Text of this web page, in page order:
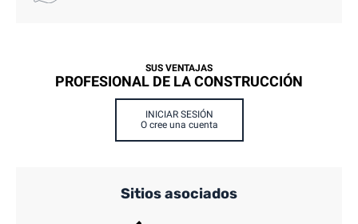
SUS VENTAJAS
PROFESIONAL DE LA CONSTRUCCIÓN
INICIAR SESIÓN
O cree una cuenta
Sitios asociados